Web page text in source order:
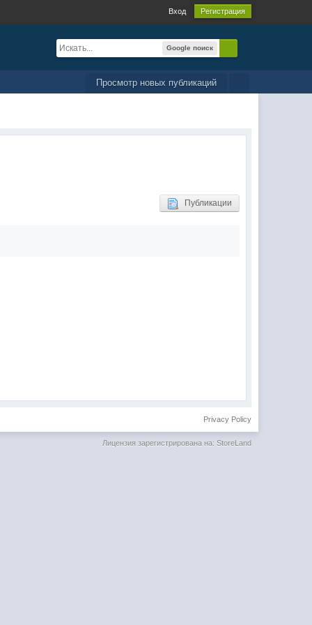
Вход Регистрация
Google поиск
Просмотр новых публикаций
Публикации
Privacy Policy
Лицензия зарегистрирована на: StoreLand